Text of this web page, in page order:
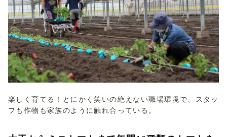
楽しく育てる！とにかく笑いの絶えない職場環境で、スタッ
フも作物も家族のように触れ合っている。